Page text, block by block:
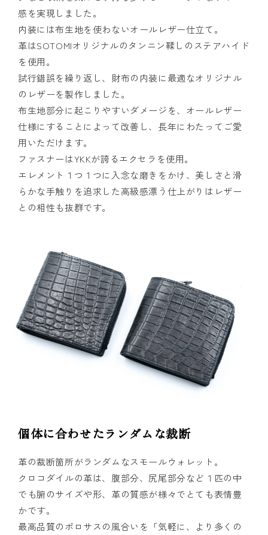
感を実現しました。
内装には布生地を使わないオールレザー仕立て。
革はSOTOMIオリジナルのタンニン鞣しのステアハイド
を使用。
試行錯誤を繰り返し、財布の内装に最適なオリジナル
のレザーを製作しました。
布生地部分に起こりやすいダメージを、オールレザー
仕様にすることによって改善し、長年にわたってご愛
用いただけます。
ファスナーはYKKが誇るエクセラを使用。
エレメント１つ１つに入念な磨きをかけ、美しさと滑
らかな手触りを追求した高級感漂う仕上がりはレザー
との相性も抜群です。
個体に合わせたランダムな裁断
革の裁断箇所がランダムなスモールウォレット。
クロコダイルの革は、腹部分、尻尾部分など１匹の中
でも腑のサイズや形、革の質感が様々でとても表情豊
かです。
最高品質のポロサスの風合いを「気軽に、より多くの